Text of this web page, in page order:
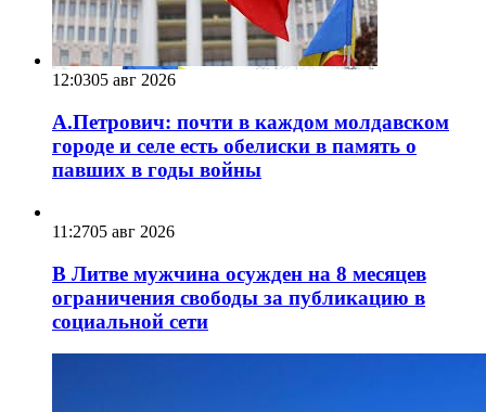
12:0305 авг 2026
А.Петрович: почти в каждом молдавском
городе и селе есть обелиски в память о
павших в годы войны
11:2705 авг 2026
В Литве мужчина осужден на 8 месяцев
ограничения свободы за публикацию в
социальной сети